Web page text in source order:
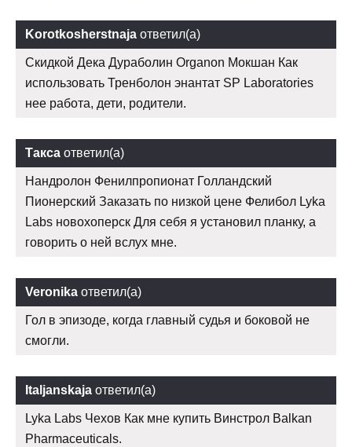
Korotkosherstnaja ответил(а)
Скидкой Дека Дураболин Organon Мокшан Как
использовать Тренболон энантат SP Laboratories
нее работа, дети, родители.
Такса ответил(а)
Нандролон Фенилпропионат Голландский
Пионерский Заказать по низкой цене Фелибол Lyka
Labs новохоперск Для себя я установил планку, а
говорить о ней вслух мне.
Veronika ответил(а)
Гол в эпизоде, когда главный судья и боковой не
смогли.
Italjanskaja ответил(а)
Lyka Labs Чехов Как мне купить Винстрол Balkan
Pharmaceuticals.